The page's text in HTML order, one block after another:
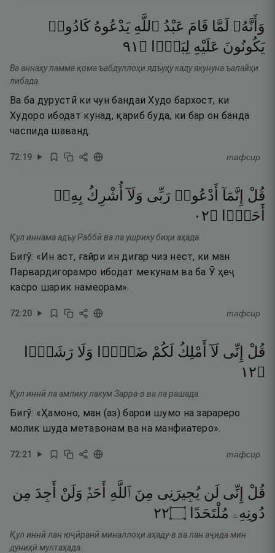
وَأَنَّهُۥ لَمَّا قَامَ عَبْدُ ٱللَّهِ يَدْعُوهُ كَادُوا۟
يَكُونُونَ عَلَيْهِ لِبَدًۭا ۝ ١٩
Ва аннаҳу ламма қома ъабдуллоҳи ядъуҳу каду якунуна ъалайҳи
либада.
Ва ба дурустӣ ки чун бандаи Худо бархост, ки
Худоро ибодат кунад, қариб буда, ки бар он банда
часпида шаванд.
72:19 тафсир
قُلْ إِنَّمَآ أَدْعُوا۟ رَبِّى وَلَآ أُشْرِكُ بِهِۦٓ
أَحَدًۭا
۝٢٠
Қул иннама адъу Раббӣ ва ла ушрику биҳи аҳада.
Бигӯ: «Ин аст, ғайри ин дигар чиз нест, ки ман
Парвардигорамро ибодат мекунам ва ба Ӯ ҳеҷ
касро шарик намеорам».
72:20 тафсир
قُلْ إِنِّى لَآ أَمْلِكُ لَكُمْ ضَرًّۭا وَلَا رَشَدًۭا
۝٢١
Қул иннӣ ла амлику лакум Зарра-в ва ла рашада.
Бигӯ: «Ҳамоно, ман (аз) барои шумо на зарареро
молик шуда метавонам ва на манфиатеро».
72:21 тафсир
قُلْ إِنِّى لَن يُجِيرَنِى مِنَ ٱللَّهِ أَحَدٌۭ وَلَنْ أَجِدَ مِن
دُونِهِۦ مُلْتَحَدًا ۝٢٢
Қул иннӣ лан юҷӣранӣ миналлоҳи аҳаду-в ва лан аҷида мин
дуниҳӣ мултаҳада.